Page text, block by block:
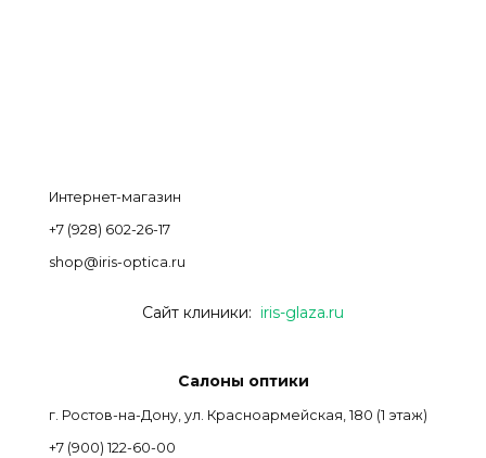
Интернет-магазин
+7 (928) 602-26-17
shop@iris-optica.ru
Сайт клиники: iris-glaza.ru
Салоны оптики
г. Ростов-на-Дону, ул. Красноармейская, 180 (1 этаж)
+7 (900) 122-60-00